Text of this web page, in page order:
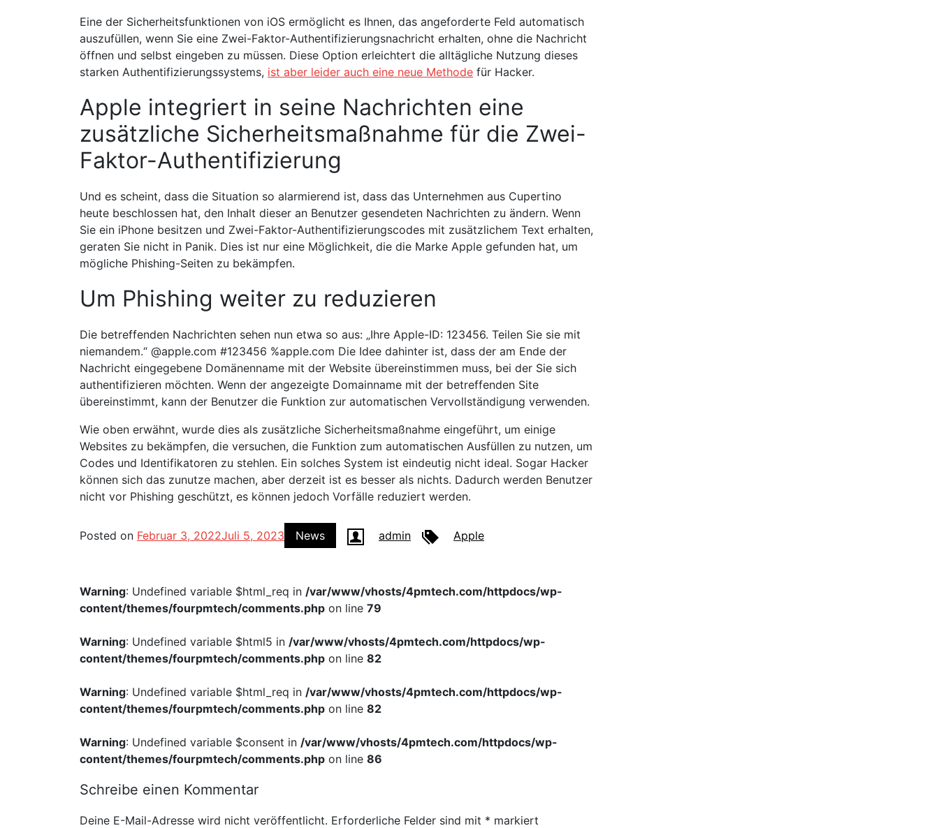
Eine der Sicherheitsfunktionen von iOS ermöglicht es Ihnen, das angeforderte Feld automatisch
auszufüllen, wenn Sie eine Zwei-Faktor-Authentifizierungsnachricht erhalten, ohne die Nachricht
öffnen und selbst eingeben zu müssen. Diese Option erleichtert die alltägliche Nutzung dieses
starken Authentifizierungssystems, ist aber leider auch eine neue Methode für Hacker.
Apple integriert in seine Nachrichten eine
zusätzliche Sicherheitsmaßnahme für die Zwei-
Faktor-Authentifizierung
Und es scheint, dass die Situation so alarmierend ist, dass das Unternehmen aus Cupertino
heute beschlossen hat, den Inhalt dieser an Benutzer gesendeten Nachrichten zu ändern. Wenn
Sie ein iPhone besitzen und Zwei-Faktor-Authentifizierungscodes mit zusätzlichem Text erhalten,
geraten Sie nicht in Panik. Dies ist nur eine Möglichkeit, die die Marke Apple gefunden hat, um
mögliche Phishing-Seiten zu bekämpfen.
Um Phishing weiter zu reduzieren
Die betreffenden Nachrichten sehen nun etwa so aus: „Ihre Apple-ID: 123456. Teilen Sie sie mit
niemandem.“ @apple.com #123456 %apple.com Die Idee dahinter ist, dass der am Ende der
Nachricht eingegebene Domänenname mit der Website übereinstimmen muss, bei der Sie sich
authentifizieren möchten. Wenn der angezeigte Domainname mit der betreffenden Site
übereinstimmt, kann der Benutzer die Funktion zur automatischen Vervollständigung verwenden.
Wie oben erwähnt, wurde dies als zusätzliche Sicherheitsmaßnahme eingeführt, um einige
Websites zu bekämpfen, die versuchen, die Funktion zum automatischen Ausfüllen zu nutzen, um
Codes und Identifikatoren zu stehlen. Ein solches System ist eindeutig nicht ideal. Sogar Hacker
können sich das zunutze machen, aber derzeit ist es besser als nichts. Dadurch werden Benutzer
nicht vor Phishing geschützt, es können jedoch Vorfälle reduziert werden.
Posted on Februar 3, 2022Juli 5, 2023 News admin Apple
Warning: Undefined variable $html_req in /var/www/vhosts/4pmtech.com/httpdocs/wp-
content/themes/fourpmtech/comments.php on line 79
Warning: Undefined variable $html5 in /var/www/vhosts/4pmtech.com/httpdocs/wp-
content/themes/fourpmtech/comments.php on line 82
Warning: Undefined variable $html_req in /var/www/vhosts/4pmtech.com/httpdocs/wp-
content/themes/fourpmtech/comments.php on line 82
Warning: Undefined variable $consent in /var/www/vhosts/4pmtech.com/httpdocs/wp-
content/themes/fourpmtech/comments.php on line 86
Schreibe einen Kommentar
Deine E-Mail-Adresse wird nicht veröffentlicht. Erforderliche Felder sind mit * markiert